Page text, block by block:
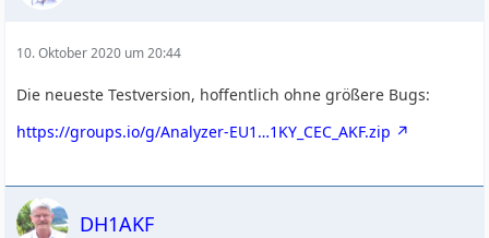
10. Oktober 2020 um 20:44
Die neueste Testversion, hoffentlich ohne größere Bugs:
https://groups.io/g/Analyzer-EU1…1KY_CEC_AKF.zip
DH1AKF